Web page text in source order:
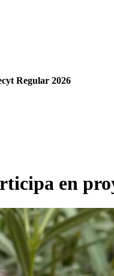
Regular 2026
en